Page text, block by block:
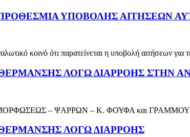
ΥΠΟΒΟΛΗΣ ΑΙΤΗΣΕΩΝ
κοινό ότι παρατείνεται η υποβολή αιτήσεων
ΛΟΓΩ ΔΙΑΡΡΟΗΣ ΣΤΗΝ
– ΨΑΡΡΩΝ – Κ. ΦΟΥΦΑ και ΓΡΑΜΜΟΥ
ΛΟΓΩ ΔΙΑΡΡΟΗΣ